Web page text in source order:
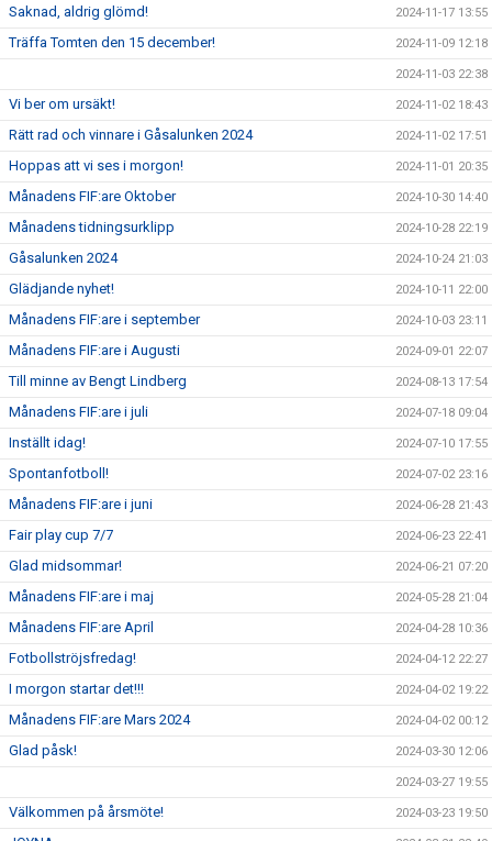
Saknad, aldrig glömd! 2024-11-17 13:55
Träffa Tomten den 15 december! 2024-11-09 12:18
2024-11-03 22:38
Vi ber om ursäkt! 2024-11-02 18:43
Rätt rad och vinnare i Gåsalunken 2024 2024-11-02 17:51
Hoppas att vi ses i morgon! 2024-11-01 20:35
Månadens FIF:are Oktober 2024-10-30 14:40
Månadens tidningsurklipp 2024-10-28 22:19
Gåsalunken 2024 2024-10-24 21:03
Glädjande nyhet! 2024-10-11 22:00
Månadens FIF:are i september 2024-10-03 23:11
Månadens FIF:are i Augusti 2024-09-01 22:07
Till minne av Bengt Lindberg 2024-08-13 17:54
Månadens FIF:are i juli 2024-07-18 09:04
Inställt idag! 2024-07-10 17:55
Spontanfotboll! 2024-07-02 23:16
Månadens FIF:are i juni 2024-06-28 21:43
Fair play cup 7/7 2024-06-23 22:41
Glad midsommar! 2024-06-21 07:20
Månadens FIF:are i maj 2024-05-28 21:04
Månadens FIF:are April 2024-04-28 10:36
Fotbollströjsfredag! 2024-04-12 22:27
I morgon startar det!!! 2024-04-02 19:22
Månadens FIF:are Mars 2024 2024-04-02 00:12
Glad påsk! 2024-03-30 12:06
2024-03-27 19:55
Välkommen på årsmöte! 2024-03-23 19:50